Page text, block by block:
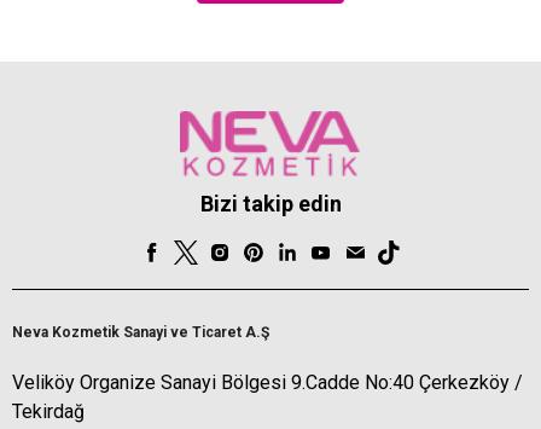
Bizi takip edin
Neva Kozmetik Sanayi ve Ticaret A.Ş
Veliköy Organize Sanayi Bölgesi 9.Cadde No:40 Çerkezköy /
Tekirdağ